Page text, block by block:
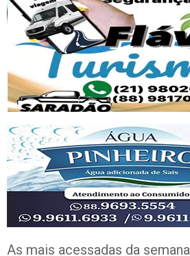
As mais acessadas da semana